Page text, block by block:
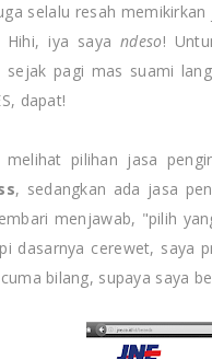
selalu resah
Hihi, iya sayandeso!
sejak pagi mas suami
dapat!
melihat pilihan jasa
, sedangkan ada jasa
menjawab, "pilih
dasarnya cerewet, saya
bilang, supaya saya